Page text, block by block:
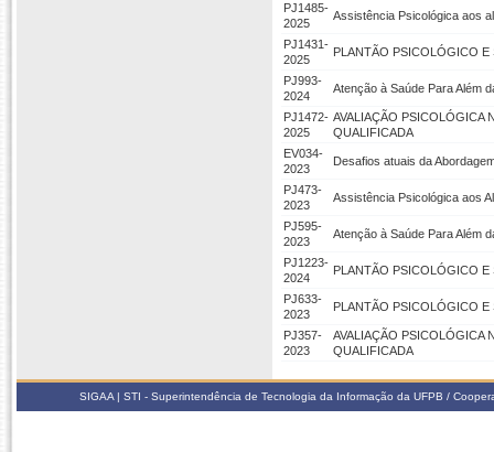
PJ1485-
2025
Assistência Psicológica aos
PJ1431-
2025
PLANTÃO PSICOLÓGICO E
PJ993-
2024
Atenção à Saúde Para Além
PJ1472-
2025
AVALIAÇÃO PSICOLÓGICA
QUALIFICADA
EV034-
2023
Desafios atuais da
PJ473-
2023
Assistência Psicológica aos
PJ595-
2023
Atenção à Saúde Para Além
PJ1223-
2024
PLANTÃO PSICOLÓGICO E
PJ633-
2023
PLANTÃO PSICOLÓGICO E
PJ357-
2023
AVALIAÇÃO PSICOLÓGICA
QUALIFICADA
SIGAA | STI - Superintendência de Tecnologia da Informação da UFPB /